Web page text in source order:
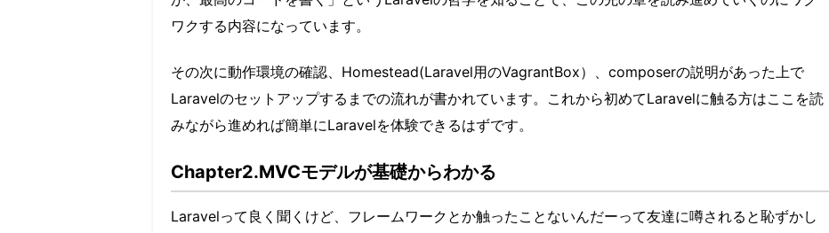
ワクする内容になっています。
その次に動作環境の確認、Homestead(Laravel用のVagrantBox）、composerの説明があった上で
Laravelのセットアップするまでの流れが書かれています。これから初めてLaravelに触る方はここを読
みながら進めれば簡単にLaravelを体験できるはずです。
Chapter2.MVCモデルが基礎からわかる
Laravelって良く聞くけど、フレームワークとか触ったことないんだーって友達に噂されると恥ずかし